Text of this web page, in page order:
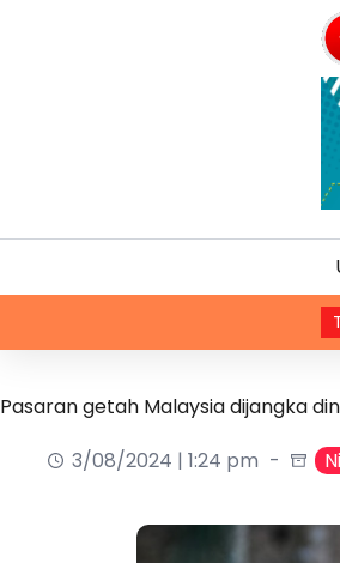
Satu lagi guni berisi
Pasaran getah Malaysia dijangka
3/08/2024 | 1:24 pm